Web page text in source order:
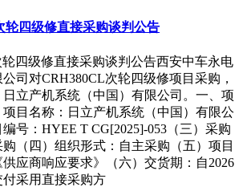
轮四级修直接采购谈判公告
轮四级修直接采购谈判公告西安中车永电
司对CRH380CL次轮四级修项目采购，
立产机系统（中国）有限公司。一、项
项目名称：日立产机系统（中国）有限公
号：HYEE T CG[2025]-053（三）采购
（四）组织形式：自主采购（五）项目
应商响应要求》（六）交货期：自2026
付采用直接采购方